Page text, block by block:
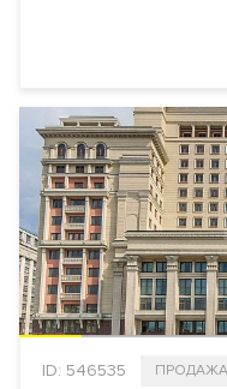
ID: 546535 ПРОДАЖА